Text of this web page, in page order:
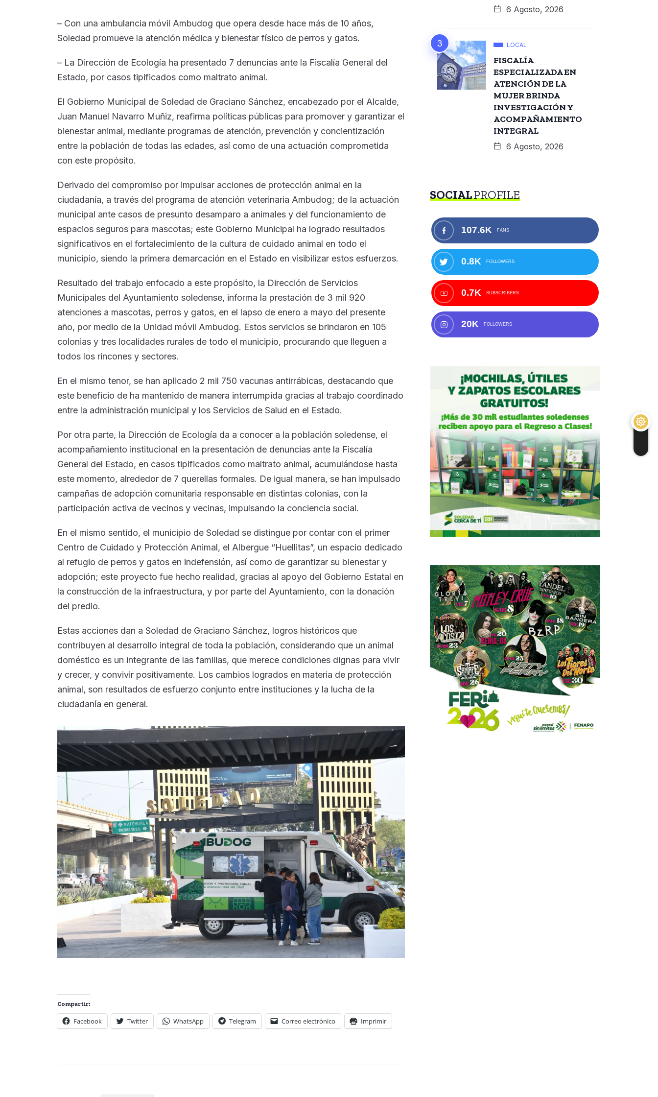
– Con una ambulancia móvil Ambudog que opera desde hace más de 10 años,
Soledad promueve la atención médica y bienestar físico de perros y gatos.
– La Dirección de Ecología ha presentado 7 denuncias ante la Fiscalía General del
Estado, por casos tipificados como maltrato animal.
El Gobierno Municipal de Soledad de Graciano Sánchez, encabezado por el Alcalde,
Juan Manuel Navarro Muñiz, reafirma políticas públicas para promover y garantizar el
bienestar animal, mediante programas de atención, prevención y concientización
entre la población de todas las edades, así como de una actuación comprometida
con este propósito.
Derivado del compromiso por impulsar acciones de protección animal en la
ciudadanía, a través del programa de atención veterinaria Ambudog; de la actuación
municipal ante casos de presunto desamparo a animales y del funcionamiento de
espacios seguros para mascotas; este Gobierno Municipal ha logrado resultados
significativos en el fortalecimiento de la cultura de cuidado animal en todo el
municipio, siendo la primera demarcación en el Estado en visibilizar estos esfuerzos.
Resultado del trabajo enfocado a este propósito, la Dirección de Servicios
Municipales del Ayuntamiento soledense, informa la prestación de 3 mil 920
atenciones a mascotas, perros y gatos, en el lapso de enero a mayo del presente
año, por medio de la Unidad móvil Ambudog. Estos servicios se brindaron en 105
colonias y tres localidades rurales de todo el municipio, procurando que lleguen a
todos los rincones y sectores.
En el mismo tenor, se han aplicado 2 mil 750 vacunas antirrábicas, destacando que
este beneficio de ha mantenido de manera interrumpida gracias al trabajo coordinado
entre la administración municipal y los Servicios de Salud en el Estado.
Por otra parte, la Dirección de Ecología da a conocer a la población soledense, el
acompañamiento institucional en la presentación de denuncias ante la Fiscalía
General del Estado, en casos tipificados como maltrato animal, acumulándose hasta
este momento, alrededor de 7 querellas formales. De igual manera, se han impulsado
campañas de adopción comunitaria responsable en distintas colonias, con la
participación activa de vecinos y vecinas, impulsando la conciencia social.
En el mismo sentido, el municipio de Soledad se distingue por contar con el primer
Centro de Cuidado y Protección Animal, el Albergue “Huellitas”, un espacio dedicado
al refugio de perros y gatos en indefensión, así como de garantizar su bienestar y
adopción; este proyecto fue hecho realidad, gracias al apoyo del Gobierno Estatal en
la construcción de la infraestructura, y por parte del Ayuntamiento, con la donación
del predio.
Estas acciones dan a Soledad de Graciano Sánchez, logros históricos que
contribuyen al desarrollo integral de toda la población, considerando que un animal
doméstico es un integrante de las familias, que merece condiciones dignas para vivir
y crecer, y convivir positivamente. Los cambios logrados en materia de protección
animal, son resultados de esfuerzo conjunto entre instituciones y la lucha de la
ciudadanía en general.
Compartir:
Facebook Twitter WhatsApp Telegram Correo electrónico Imprimir
6 Agosto, 2026
LOCAL
FISCALÍA
ESPECIALIZADA EN
ATENCIÓN DE LA
MUJER BRINDA
INVESTIGACIÓN Y
ACOMPAÑAMIENTO
INTEGRAL
6 Agosto, 2026
SOCIALPROFILE
107.6K FANS
0.8K FOLLOWERS
0.7K SUBSCRIBERS
20K FOLLOWERS